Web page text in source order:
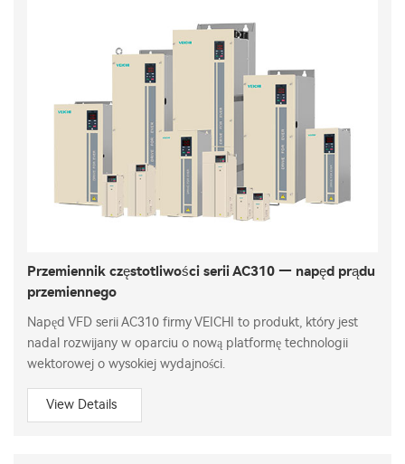
Przemiennik częstotliwości serii AC310 — napęd prądu
przemiennego
Napęd VFD serii AC310 firmy VEICHI to produkt, który jest
nadal rozwijany w oparciu o nową platformę technologii
wektorowej o wysokiej wydajności.
View Details